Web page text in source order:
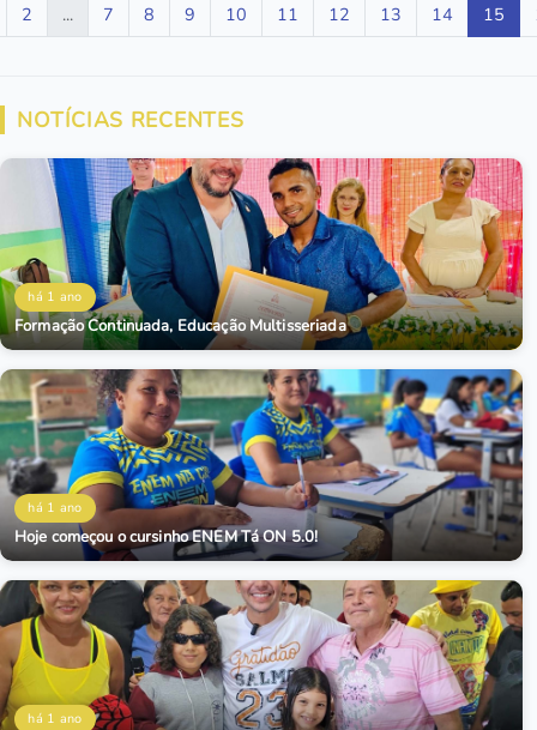
2 ... 7 8 9 10 11 12 13 14 15
NOTÍCIAS RECENTES
há 1 ano
Formação Continuada, Educação Multisseriada
há 1 ano
Hoje começou o cursinho ENEM Tá ON 5.0!
há 1 ano